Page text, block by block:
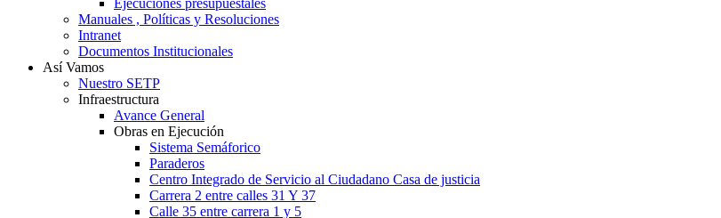
Ejecuciones presupuestales
Manuales , Políticas y Resoluciones
Intranet
Documentos Institucionales
Así Vamos
Nuestro SETP
Infraestructura
Avance General
Obras en Ejecución
Sistema Semáforico
Paraderos
Centro Integrado de Servicio al Ciudadano Casa de justicia
Carrera 2 entre calles 31 Y 37
Calle 35 entre carrera 1 y 5